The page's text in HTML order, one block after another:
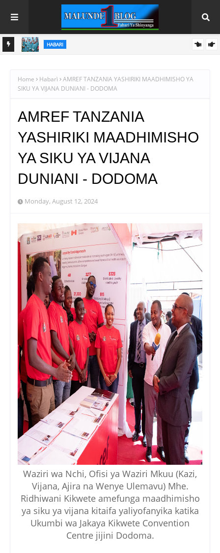
HABARI
Home Habarì
AMREF TANZANIA YASHIRIKI MAADHIMISHO YA
SIKU YA VIJANA DUNIANI - DODOMA
AMREF TANZANIA
YASHIRIKI MAADHIMISHO
YA SIKU YA VIJANA
DUNIANI - DODOMA
Monday, August 12, 2024
Waziri wa Nchi, Ofisi ya Waziri Mkuu (Kazi,
Vijana, Ajira na Wenye Ulemavu) Mhe.
Ridhiwani Kikwete amefunga maadhimisho
ya siku ya vijana kitaifa yaliyofanyika katika
Ukumbi wa Jakaya Kikwete Convention
Centre jijini Dodoma.